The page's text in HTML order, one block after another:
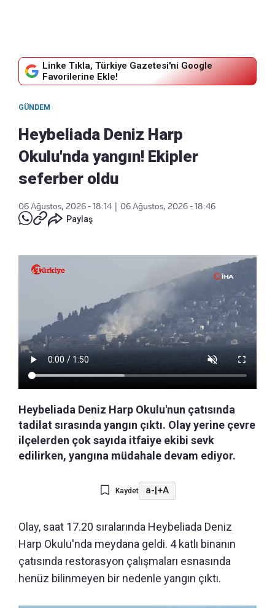
Linke Tıkla, Türkiye Gazetesi'ni Google
Favorilerine Ekle!
GÜNDEM
Heybeliada Deniz Harp
Okulu'nda yangın! Ekipler
seferber oldu
06 Ağustos, 2026 - 18:14
06 Ağustos, 2026 - 18:46
Paylaş
Heybeliada Deniz Harp Okulu'nun çatısında
tadilat sırasında yangın çıktı. Olay yerine çevre
ilçelerden çok sayıda itfaiye ekibi sevk
edilirken, yangına müdahale devam ediyor.
Kaydet a-|+A
Olay, saat 17.20 sıralarında Heybeliada Deniz
Harp Okulu'nda meydana geldi. 4 katlı binanın
çatısında restorasyon çalışmaları esnasında
henüz bilinmeyen bir nedenle yangın çıktı.